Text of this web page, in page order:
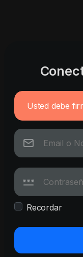
Usted debe
Recordar